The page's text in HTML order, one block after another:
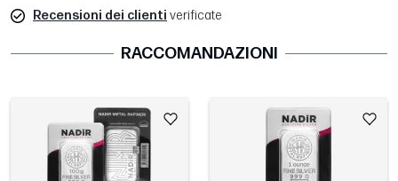
Recensioni dei clienti verificate
RACCOMANDAZIONI